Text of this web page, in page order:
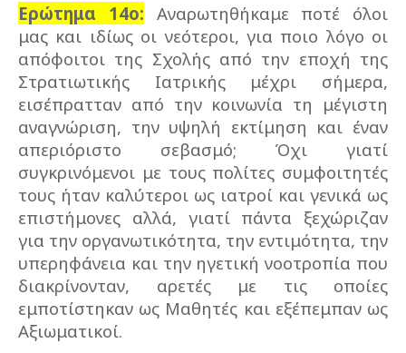
Ερώτημα 14ο: Αναρωτηθήκαμε ποτέ όλοι
μας και ιδίως οι νεότεροι, για ποιο λόγο οι
απόφοιτοι της Σχολής από την εποχή της
Στρατιωτικής Ιατρικής μέχρι σήμερα,
εισέπρατταν από την κοινωνία τη μέγιστη
αναγνώριση, την υψηλή εκτίμηση και έναν
απεριόριστο σεβασμό; Όχι γιατί
συγκρινόμενοι με τους πολίτες συμφοιτητές
τους ήταν καλύτεροι ως ιατροί και γενικά ως
επιστήμονες αλλά, γιατί πάντα ξεχώριζαν
για την οργανωτικότητα, την εντιμότητα, την
υπερηφάνεια και την ηγετική νοοτροπία που
διακρίνονταν, αρετές με τις οποίες
εμποτίστηκαν ως Μαθητές και εξέπεμπαν ως
Αξιωματικοί.